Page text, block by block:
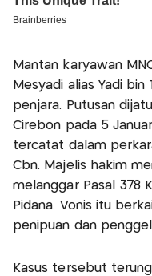
Mantan karyawan
Mesyadi alias Yadi
penjara. Putusan
Cirebon pada 5
tercatat dalam
Cbn. Majelis hakim
melanggar Pasal 378
Pidana. Vonis itu
penipuan dan
Kasus tersebut